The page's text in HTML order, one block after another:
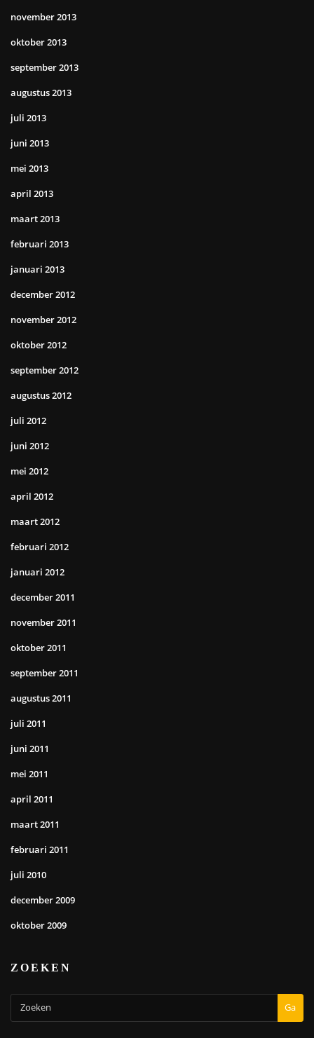
november 2013
oktober 2013
september 2013
augustus 2013
juli 2013
juni 2013
mei 2013
april 2013
maart 2013
februari 2013
januari 2013
december 2012
november 2012
oktober 2012
september 2012
augustus 2012
juli 2012
juni 2012
mei 2012
april 2012
maart 2012
februari 2012
januari 2012
december 2011
november 2011
oktober 2011
september 2011
augustus 2011
juli 2011
juni 2011
mei 2011
april 2011
maart 2011
februari 2011
juli 2010
december 2009
oktober 2009
ZOEKEN
Ga